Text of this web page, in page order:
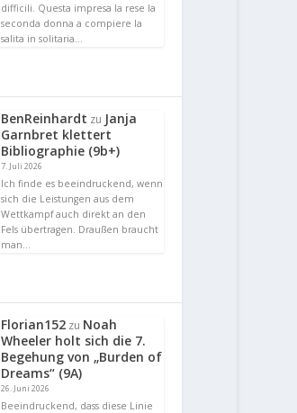
difficili. Questa impresa la rese la
seconda donna a compiere la
salita in solitaria…
BenReinhardt zu Janja
Garnbret klettert
Bibliographie (9b+)
7. Juli 2026
Ich finde es beeindruckend, wenn
sich die Leistungen aus dem
Wettkampf auch direkt an den
Fels übertragen. Draußen braucht
man…
Florian152 zu Noah
Wheeler holt sich die 7.
Begehung von „Burden of
Dreams“ (9A)
26. Juni 2026
Beeindruckend, dass diese Linie